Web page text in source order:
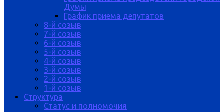
Думы
График приема депутатов
8-й созыв
7-й созыв
6-й созыв
5-й созыв
4-й созыв
3-й созыв
2-й созыв
1-й созыв
Структура
Статус и полномочия